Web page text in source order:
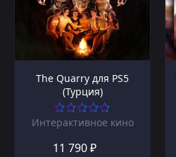
The Quarry для PS5
(Турция)
Интерактивное кино
11 790 ₽